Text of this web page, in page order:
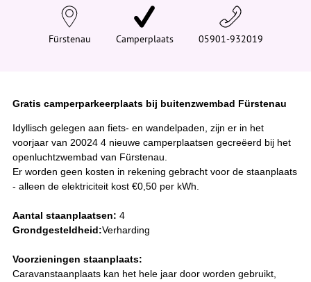
Fürstenau Camperplaats 05901-932019
Gratis camperparkeerplaats bij buitenzwembad Fürstenau
Idyllisch gelegen aan fiets- en wandelpaden, zijn er in het
voorjaar van 20024 4 nieuwe camperplaatsen gecreëerd bij het
openluchtzwembad van Fürstenau.
Er worden geen kosten in rekening gebracht voor de staanplaats
- alleen de elektriciteit kost €0,50 per kWh.
Aantal staanplaatsen: 4
Grondgesteldheid:Verharding
Voorzieningen staanplaats:
Caravanstaanplaats kan het hele jaar door worden gebruikt,